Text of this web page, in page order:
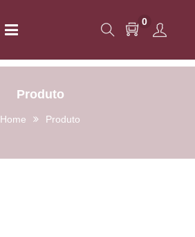
0
Produto
Home Produto